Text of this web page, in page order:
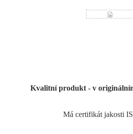
Kvalitní produkt - v
Má certifikát jakosti